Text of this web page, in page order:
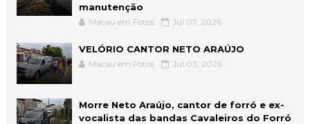
manutenção
Macau em Fotos Jul 07, 2026
VELÓRIO CANTOR NETO ARAÚJO
Macau em Fotos Jul 03, 2026
Morre Neto Araújo, cantor de forró e ex-
vocalista das bandas Cavaleiros do Forró